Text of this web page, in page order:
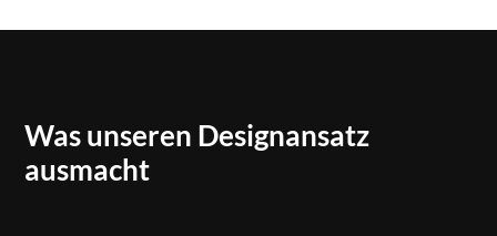
Was unseren Designansatz
ausmacht